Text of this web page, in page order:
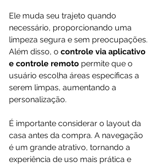
Ele muda seu trajeto quando
necessário, proporcionando uma
limpeza segura e sem preocupações.
Além disso, o controle via aplicativo
e controle remoto permite que o
usuário escolha áreas específicas a
serem limpas, aumentando a
personalização.
É importante considerar o layout da
casa antes da compra. A navegação
é um grande atrativo, tornando a
experiência de uso mais prática e